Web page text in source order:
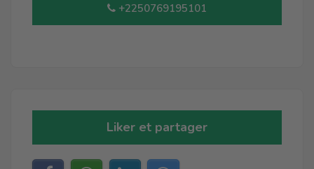
+2250769195101
Liker et partager